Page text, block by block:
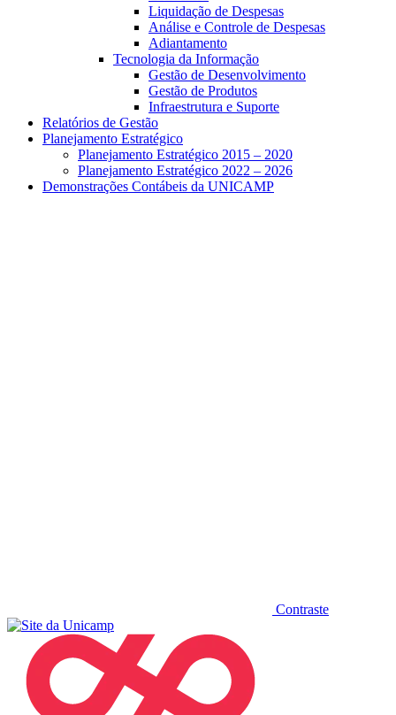
Liquidação de Despesas
Análise e Controle de Despesas
Adiantamento
Tecnologia da Informação
Gestão de Desenvolvimento
Gestão de Produtos
Infraestrutura e Suporte
Relatórios de Gestão
Planejamento Estratégico
Planejamento Estratégico 2015 – 2020
Planejamento Estratégico 2022 – 2026
Demonstrações Contábeis da UNICAMP
Contraste